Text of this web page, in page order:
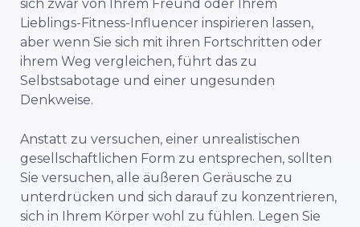
sich zwar von Ihrem Freund oder Ihrem
Lieblings-Fitness-Influencer inspirieren lassen,
aber wenn Sie sich mit ihren Fortschritten oder
ihrem Weg vergleichen, führt das zu
Selbstsabotage und einer ungesunden
Denkweise.
Anstatt zu versuchen, einer unrealistischen
gesellschaftlichen Form zu entsprechen, sollten
Sie versuchen, alle äußeren Geräusche zu
unterdrücken und sich darauf zu konzentrieren,
sich in Ihrem Körper wohl zu fühlen. Legen Sie